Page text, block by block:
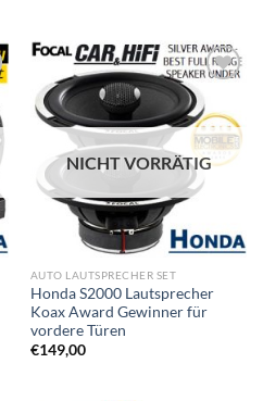
Zu
Wunschliste
hinzufügen
NICHT VORRÄTIG
AUTO LAUTSPRECHER SET
Honda S2000 Lautsprecher
Koax Award Gewinner für
vordere Türen
€149,00